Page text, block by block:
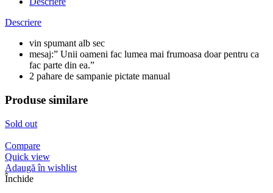
Descriere
vin spumant alb sec
mesaj:” Unii oameni fac lumea mai frumoasa doar pentru ca
fac parte din ea.”
2 pahare de sampanie pictate manual
Produse similare
Sold out
Compare
Quick view
Adaugă în wishlist
Închide